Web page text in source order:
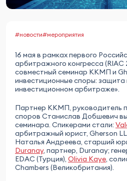
#новости#мероприятия
16 мая в рамках первого
арбитражного конгресса (RIAC
совместный семинар ККМП и
инвестиционные споры: защита
инвестиционном арбитраже».
Партнер ККМП, руководитель
споров Станислав Добшевич
семинара. Спикерами стали:
арбитражный юрист, Gherson
Наталья Андреева, старший
Duranay, партнер, Duranay;
EDAC (Турция), Olivia Kaye,
Chambers (Великобритания).